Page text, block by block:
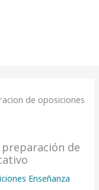
de
Enseñanza